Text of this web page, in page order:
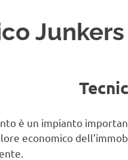
è un impianto
economico